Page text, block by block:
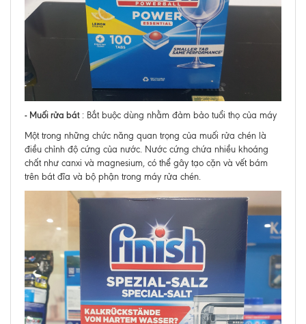
- Muối rửa bát : Bắt buộc dùng nhằm đảm bảo tuổi thọ của máy
Một trong những chức năng quan trọng của muối rửa chén là
điều chỉnh độ cứng của nước. Nước cứng chứa nhiều khoáng
chất như canxi và magnesium, có thể gây tạo cặn và vết bám
trên bát đĩa và bộ phận trong máy rửa chén.